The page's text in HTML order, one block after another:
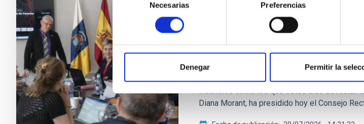
consentimiento
Necesarias Preferencias
Denegar Permitir la
Diana Morant preside el
aportará 3,5 M€ extraordinarios
La ministra ha felicitado al IAC por haber
el periodo 2026-2029, el mayor
destacado cómo el Instituto de Astrofísica de
incendios como los que estos días devastan
Diana Morant, ha presidido hoy el Consejo